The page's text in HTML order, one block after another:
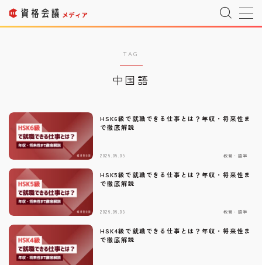
Company Profile
プライバシーポリシー Privacy Policy
利用規約 T&C
宇宙情報サイト SPACE CONNECT
宇宙転職を目指したい方へ
お問い合わせ Inquiry
TAG
中国語
HSK6級で就職できる仕事とは？年収・将来性ま
で徹底解説
2026.06.09 教育・語学
HSK5級で就職できる仕事とは？年収・将来性ま
で徹底解説
2026.06.09 教育・語学
HSK4級で就職できる仕事とは？年収・将来性ま
で徹底解説